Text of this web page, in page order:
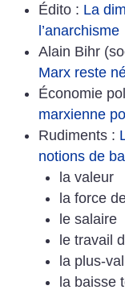
Édito : La
l’anarchisme
Alain Bihr
Marx reste
Économie
marxienne
Rudiments :
notions de
la valeur
la force
le salaire
le travail
la plus-
la baisse